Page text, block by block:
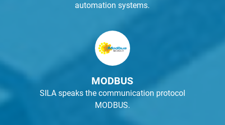
automation systems.
MODBUS
SILA speaks the communication protocol
MODBUS.